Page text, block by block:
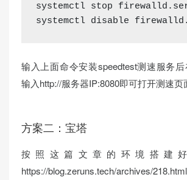
systemctl stop
systemctl disable
输入上面命令安装speedtest测速服务
输入http://服务器IP:8080即可打开测速页
方案二：宝塔
按照这篇文章的环境搭建好
https://blog.zeruns.tech/archives/218.html